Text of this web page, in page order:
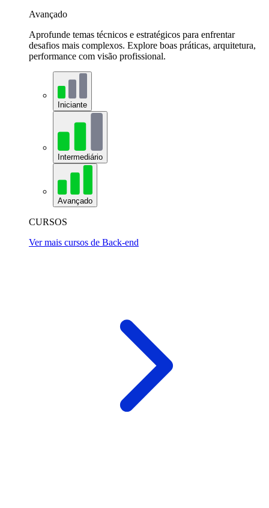
Avançado
Aprofunde temas técnicos e estratégicos para enfrentar
desafios mais complexos. Explore boas práticas, arquitetura,
performance com visão profissional.
Iniciante
Intermediário
Avançado
CURSOS
Ver mais cursos de Back-end